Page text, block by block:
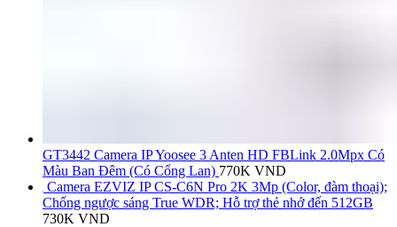
GT3442 Camera IP Yoosee 3 Anten HD FBLink 2.0Mpx Có
Màu Ban Đêm (Có Cổng Lan) 770K VND
Camera EZVIZ IP CS-C6N Pro 2K 3Mp (Color, đàm thoại);
Chống ngược sáng True WDR; Hỗ trợ thẻ nhớ đến 512GB
730K VND